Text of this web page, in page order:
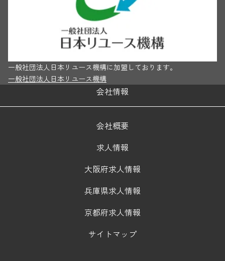
一般社団法人日本リユース機構に加盟しております。
一般社団法人日本リユース機構
会社情報
会社概要
求人情報
大阪府求人情報
兵庫県求人情報
京都府求人情報
サイトマップ